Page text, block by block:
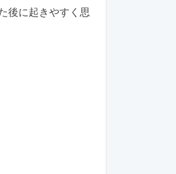
後に起きやすく思